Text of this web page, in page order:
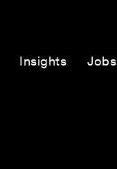
Insights Jobs